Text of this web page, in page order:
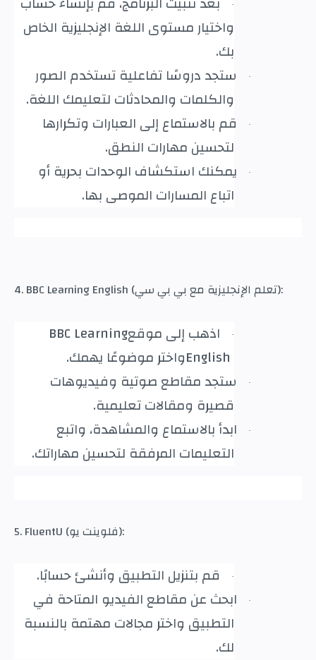
·
واختيار مستوى اللغة الإنجليزية الخاص
بك.
·
ستجد دروسًا تفاعلية تستخدم الصور
والكلمات والمحادثات لتعليمك اللغة.
·
قم بالاستماع إلى العبارات وتكرارها
لتحسين مهارات النطق.
·
يمكنك استكشاف الوحدات بحرية أو
اتباع المسارات الموصى بها.
4. BBC Learning English (تعلم الإنجليزية مع بي بي سي):
· اذهب إلى موقعBBC Learning
Englishواختر موضوعًا يهمك.
·
ستجد مقاطع صوتية وفيديوهات
قصيرة ومقالات تعليمية.
·
ابدأ بالاستماع والمشاهدة، واتبع
التعليمات المرفقة لتحسين مهاراتك.
5. FluentU (فلوينت يو):
· قم بتنزيل التطبيق وأنشئ حسابًا.
·
ابحث عن مقاطع الفيديو المتاحة في
التطبيق واختر مجالات مهتمة بالنسبة
لك.